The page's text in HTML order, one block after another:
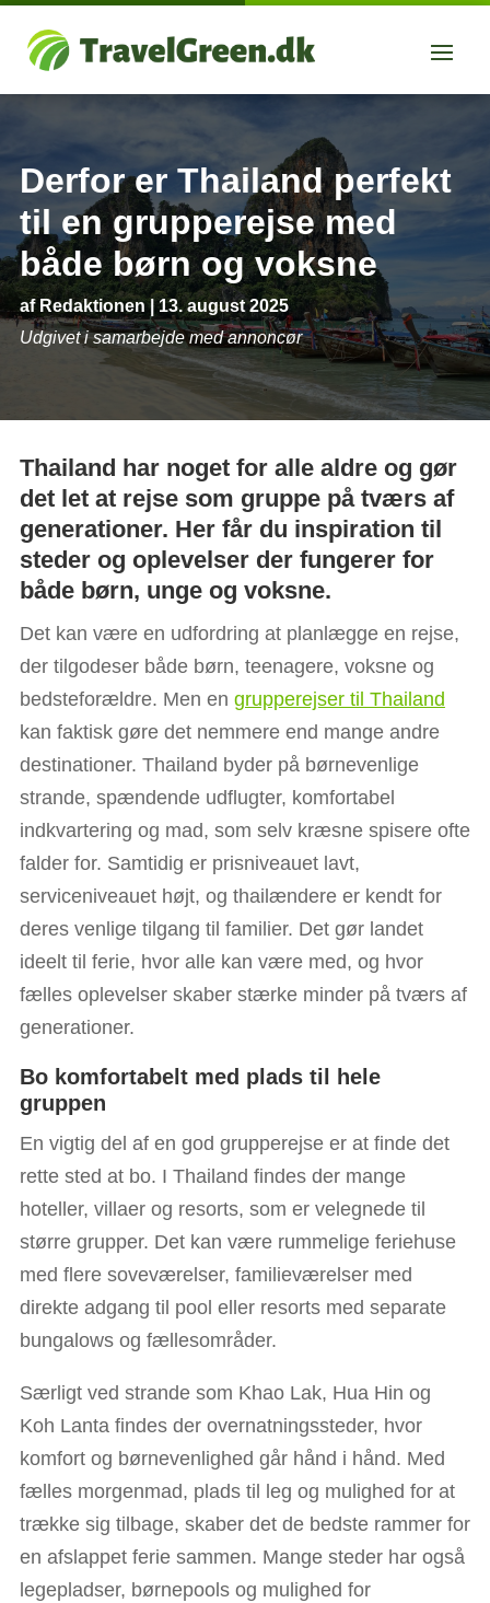
Derfor er Thailand perfekt
til en grupperejse med
både børn og voksne
af Redaktionen|13. august 2025
Udgivet i samarbejde med annoncør
Thailand har noget for alle aldre og gør
det let at rejse som gruppe på tværs af
generationer. Her får du inspiration til
steder og oplevelser der fungerer for
både børn, unge og voksne.
Det kan være en udfordring at planlægge en rejse,
der tilgodeser både børn, teenagere, voksne og
bedsteforældre. Men en grupperejser til Thailand
kan faktisk gøre det nemmere end mange andre
destinationer. Thailand byder på børnevenlige
strande, spændende udflugter, komfortabel
indkvartering og mad, som selv kræsne spisere ofte
falder for. Samtidig er prisniveauet lavt,
serviceniveauet højt, og thailændere er kendt for
deres venlige tilgang til familier. Det gør landet
ideelt til ferie, hvor alle kan være med, og hvor
fælles oplevelser skaber stærke minder på tværs af
generationer.
Bo komfortabelt med plads til hele
gruppen
En vigtig del af en god grupperejse er at finde det
rette sted at bo. I Thailand findes der mange
hoteller, villaer og resorts, som er velegnede til
større grupper. Det kan være rummelige feriehuse
med flere soveværelser, familieværelser med
direkte adgang til pool eller resorts med separate
bungalows og fællesområder.
Særligt ved strande som Khao Lak, Hua Hin og
Koh Lanta findes der overnatningssteder, hvor
komfort og børnevenlighed går hånd i hånd. Med
fælles morgenmad, plads til leg og mulighed for at
trække sig tilbage, skaber det de bedste rammer for
en afslappet ferie sammen. Mange steder har også
legepladser, børnepools og mulighed for